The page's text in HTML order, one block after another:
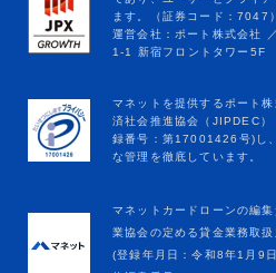
マネットカードローンの編
業協会の定める貸金業務取
(登録年月日：令和8年1月9